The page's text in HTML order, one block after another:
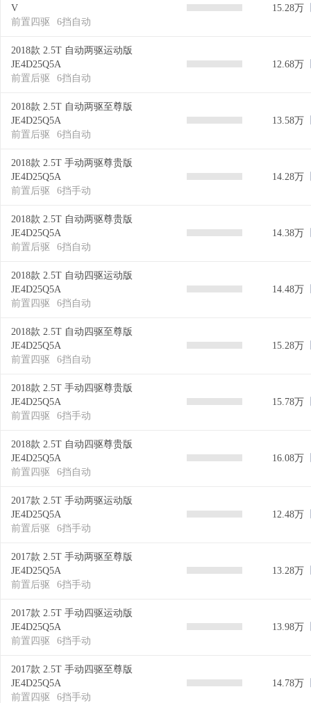
V
前置四驱
6挡自动
15.28万
2018款 2.5T 自动两驱运动版
JE4D25Q5A
前置后驱
6挡自动
12.68万
2018款 2.5T 自动两驱至尊版
JE4D25Q5A
前置后驱
6挡自动
13.58万
2018款 2.5T 手动两驱尊贵版
JE4D25Q5A
前置后驱
6挡手动
14.28万
2018款 2.5T 自动两驱尊贵版
JE4D25Q5A
前置后驱
6挡自动
14.38万
2018款 2.5T 自动四驱运动版
JE4D25Q5A
前置四驱
6挡自动
14.48万
2018款 2.5T 自动四驱至尊版
JE4D25Q5A
前置四驱
6挡自动
15.28万
2018款 2.5T 手动四驱尊贵版
JE4D25Q5A
前置四驱
6挡手动
15.78万
2018款 2.5T 自动四驱尊贵版
JE4D25Q5A
前置四驱
6挡自动
16.08万
2017款 2.5T 手动两驱运动版
JE4D25Q5A
前置后驱
6挡手动
12.48万
2017款 2.5T 手动两驱至尊版
JE4D25Q5A
前置后驱
6挡手动
13.28万
2017款 2.5T 手动四驱运动版
JE4D25Q5A
前置四驱
6挡手动
13.98万
2017款 2.5T 手动四驱至尊版
JE4D25Q5A
前置四驱
6挡手动
14.78万